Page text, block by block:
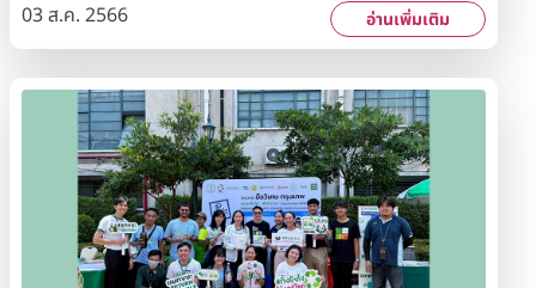
COLLECTION. IT’S OUR MISSION.” เพราะวาโก้ไม่ใช่แค่
คอลเลกชันชุดชั้นใน แต่คือภารกิจรักษ์โลกอย่างยั่งยืน ทั้งนี้
การรับรองมาตรฐานระบบการจัดการเศรษฐกิจหมุนเวียน
องค์กรดังกล่าว เป็นการดำเนินการตามเป้าหมายความยั่งยืน
ขององค์การสหประชาชาติ (Sustainable Development
Goals : SDGs) คือ เป้าหมายที่ 12 การผลิตและการบริโภค
อย่างยั่งยืน และเป้าหมายที่ 13 การลดการเปลี่ยนแปลงสภาพ
ภูมิอากาศ
บริโภคจากกลุ่มตัวอย่างทั่วประเทศ โดยนิตยสาร Marketeer
และสถาบันวิจัยการตลาดระดับโลก รางวัลดังกล่าวสะท้อนให้
เห็นถึงความเชื่อมั่นและความไว้วางใจของผู้บริโภคทั่วประเทศที่
มีต่อแบรนด์ Wacoal มาอย่างยาวนาน รวมทั้งแสดงถึงความ
มุ่งมั่นของบริษัทฯ ในการพัฒนานวัตกรรมสินค้าและบริการ
อย่างต่อเนื่องเพื่อตอบสนองความต้องการของลูกค้าทุกวัย
ทุกไซซ์ ทุกคัพ ตลอดจนใส่ใจต่อกระบวนการผลิตที่เป็นมิตรต่อ
สิ่งแวดล้อม ส่งผลให้ชุดชั้นในสตรีแบรนด์ Wacoal เป็นหนึ่งใน
ใจผู้บริโภค
03 ส.ค. 2566 อ่านเพิ่มเติม